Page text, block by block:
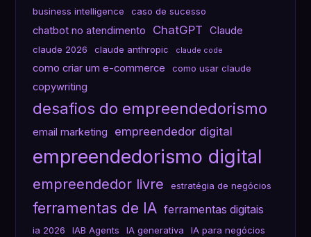
business intelligence caso de sucesso
chatbot no atendimento ChatGPT Claude
claude 2026 claude anthropic claude code
como criar um e-commerce como usar claude
copywriting
desafios do empreendedorismo
email marketing empreendedor digital
empreendedorismo digital
empreendedor livre estratégia de negócios
ferramentas de IA ferramentas digitais
ia 2026 IAB Agents IA generativa IA para negócios